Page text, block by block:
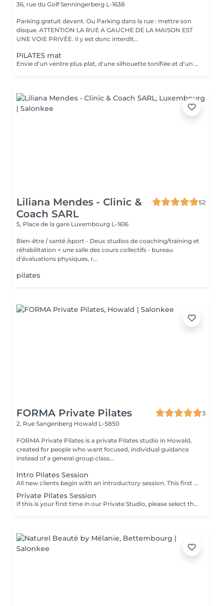
36, rue du GolfSenningerberg L-1638
Parking gratuit devant. Ou Parking dans la rue : mettre son
disque. ATTENTION LA RUE A GAUCHE DE LA MAISON EST
UNE VOIE PRIVÉE. Il y est donc interdit...
PILATES mat
Envie d'un ventre plus plat, d'une silhouette tonifiée et d'un regain d'énergie ? Rejoignez mon cours de Pilates Mat en petit groupe ! Chaque séance vous fait travailler les abdominaux profonds, améliore votre posture, soulage le mal de dos et sculpte votre corps efficacement. Avec seulement 5 places disponibles, vous profitez d'un suivi personnalisé et de corrections adaptées pour maximiser vos résultats. Merci de prévoir l'appoint en espèces. 36 rue du Golf L-1638 Senningerberg Parking gratuit Toute réservation non honorée est due. Toute réservation non annulée 48h avant est due.
Liliana Mendes - Clinic &
Coach SARL
52
5, Place de la gare Luxembourg L-1616
Bien-être / santé /sport - Deux studios de coaching/training et
réhabilitation + une salle des cours collectifs - bureau
d'évaluations physiques, r...
pilates
FORMA Private Pilates
3
2, Rue Sangenberg Howald L-5850
FORMA Private Pilates is a private Pilates studio in Howald,
created for people who want focused, individual guidance
instead of a general group class...
Intro Pilates Session
All new clients begin with an introductory session. This first session allows us to understand how your body moves and establish a clear starting point before moving into regular training. What this includes - discussion of your lifestyle, movement history, and goals - initial posture and movement assessment - introduction to key Pilates principles and exercises - guidance on how to build a consistent and appropriate training schedule Following this session, we recommend a regular weekly structure based on your needs and goals.
Private Pilates Session
If this is your first time in our Private Studio, please select the Intro session instead.